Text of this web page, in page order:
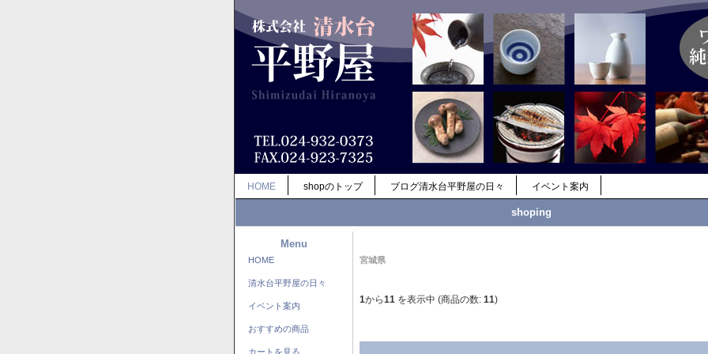
HOME shopのトップ ブログ清水台平野屋の日々 イベント案内
shoping
Menu
HOME
清水台平野屋の日々
イベント案内
おすすめの商品
カートを見る
宮城県
1から11 を表示中 (商品の数: 11)